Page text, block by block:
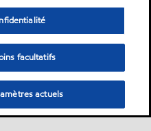
facultatifs
actuels